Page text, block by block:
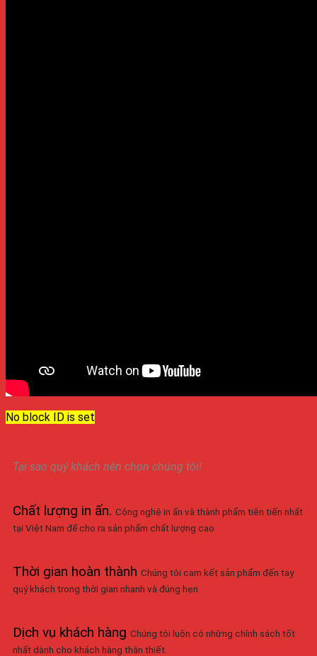
No block ID is set
Tại sao quý khách nên chọn chúng tôi!
Chất lượng in ấn. Công nghệ in ấn và thành phẩm tiên tiến nhất
tại Việt Nam để cho ra sản phẩm chất lượng cao
Thời gian hoàn thành Chúng tôi cam kết sản phẩm đến tay
quý khách trong thời gian nhanh và đúng hẹn
Dịch vụ khách hàng Chúng tôi luôn có những chính sách tốt
nhất dành cho khách hàng thân thiết.